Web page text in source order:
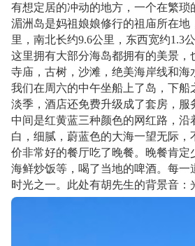
有想定居的冲动的地方，一个在繁琐
湄洲岛是妈祖娘娘修行的祖庙所在
里，南北长约9.6公里，东西宽约1.3
这里拥有大部分海岛都拥有的美景
寺庙，古树，沙滩，绝美海岸线和海
我们在周六的中午坐船上了岛，下
淡季，酒店还免费升级成了套房，
中间是红黄蓝三种颜色的网红路，
白，细腻，蔚蓝色的大海一望无际
价非常好的餐厅吃了晚餐。晚餐肯
海鲜炒饭等，喝了当地的啤酒。每
时光之一。此处有胡先生的背景音：